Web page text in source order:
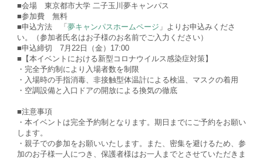
■会場 東京都市大学 二子玉川夢キャンパス
■参加費 無料
■申込方法 「夢キャンパスホームページ 」よりお申込みくださ
い。（参加者氏名はお子様のお名前でご入力ください）
■申込締切 7月22日（金）17:00
■【本イベントにおける新型コロナウイルス感染症対策】
・完全予約制により入場者数を制限
・入場時の手指消毒、非接触型体温計による検温、マスクの着用
・空調設備と入口ドアの開放による換気の徹底
■注意事項
・本イベントは完全予約制となります。期日までにご予約をお願い
します。
・親子での参加をお願いいたします。また、密集を避けるため、参
加のお子様一人につき、保護者様はお一人までとさせていただきま